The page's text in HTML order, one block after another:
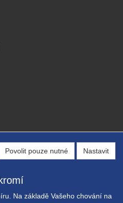
Povolit pouze nutné Nastavit
Na základě Vašeho chování na